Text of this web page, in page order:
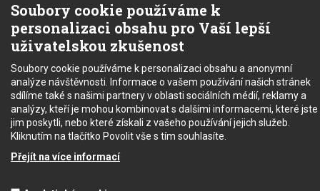
Soubory cookie používáme k
personalizaci obsahu pro Vaší lepší
uživatelskou zkušenost
Soubory cookie používáme k personalizaci obsahu a anonymní
analýze návštěvnosti. Informace o vašem používání našich stránek
sdílíme také s našimi partnery v oblasti sociálních médií, reklamy a
analýzy, kteří je mohou kombinovat s dalšími informacemi, které jste
jim poskytli, nebo které získali z vašeho používání jejich služeb.
Kliknutím na tlačítko Povolit vše s tím souhlasíte.
Přejít na více informací